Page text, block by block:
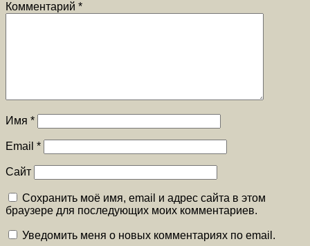
Комментарий *
Имя *
Email *
Сайт
Сохранить моё имя, email и адрес сайта в этом
браузере для последующих моих комментариев.
Уведомить меня о новых комментариях по email.